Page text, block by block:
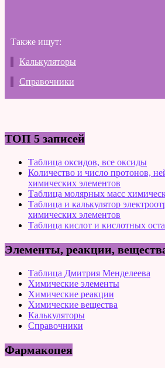
Также ищут:
Калькуляторы
Справочники
ТОП 5 записей
Таблица оксидов, все оксиды
Количество и число протонов,
химических элементов
Таблица молярных масс
Таблица и калькулятор
химических элементов
Таблица кислот и кислотных
Элементы, реакции,
Таблица Дмитрия Менделеева
Химические элементы
Химические реакции
Химические вещества
Калькуляторы
Справочники
Фармакопея